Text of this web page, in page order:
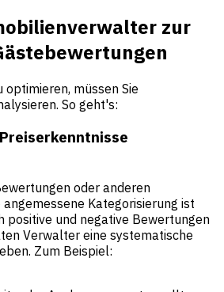
zur
müssen Sie
So geht's:
oder anderen
Kategorisierung ist
positive und negative Bewertungen
Verwalter eine systematische
Zum Beispiel: